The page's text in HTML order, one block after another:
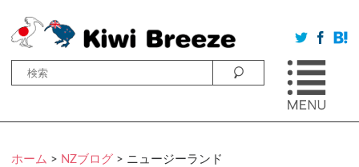
ホーム > NZブログ > ニュージーランド